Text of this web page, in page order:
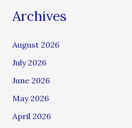
Archives
August 2026
July 2026
June 2026
May 2026
April 2026